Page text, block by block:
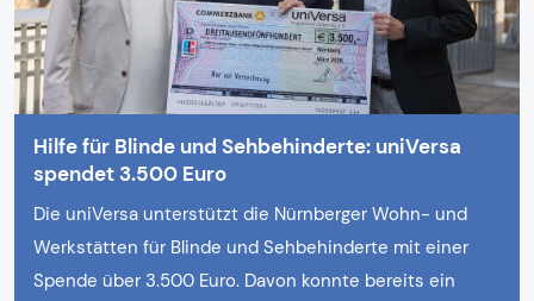
Hilfe für Blinde und Sehbehinderte: uniVersa
spendet 3.500 Euro
Die uniVersa unterstützt die Nürnberger Wohn- und
Werkstätten für Blinde und Sehbehinderte mit einer
Spende über 3.500 Euro. Davon konnte bereits ein